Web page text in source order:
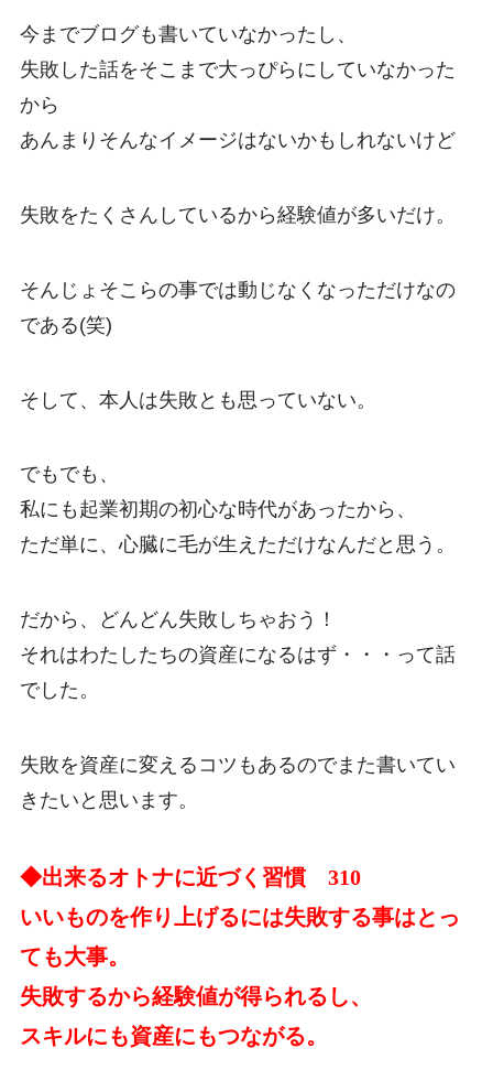
今までブログも書いていなかったし、
失敗した話をそこまで大っぴらにしていなかった
から
あんまりそんなイメージはないかもしれないけど
失敗をたくさんしているから経験値が多いだけ。
そんじょそこらの事では動じなくなっただけなの
である(笑)
そして、本人は失敗とも思っていない。
でもでも、
私にも起業初期の初心な時代があったから、
ただ単に、心臓に毛が生えただけなんだと思う。
だから、どんどん失敗しちゃおう！
それはわたしたちの資産になるはず・・・って話
でした。
失敗を資産に変えるコツもあるのでまた書いてい
きたいと思います。
◆出来るオトナに近づく習慣 310
いいものを作り上げるには失敗する事はとっ
ても大事。
失敗するから経験値が得られるし、
スキルにも資産にもつながる。